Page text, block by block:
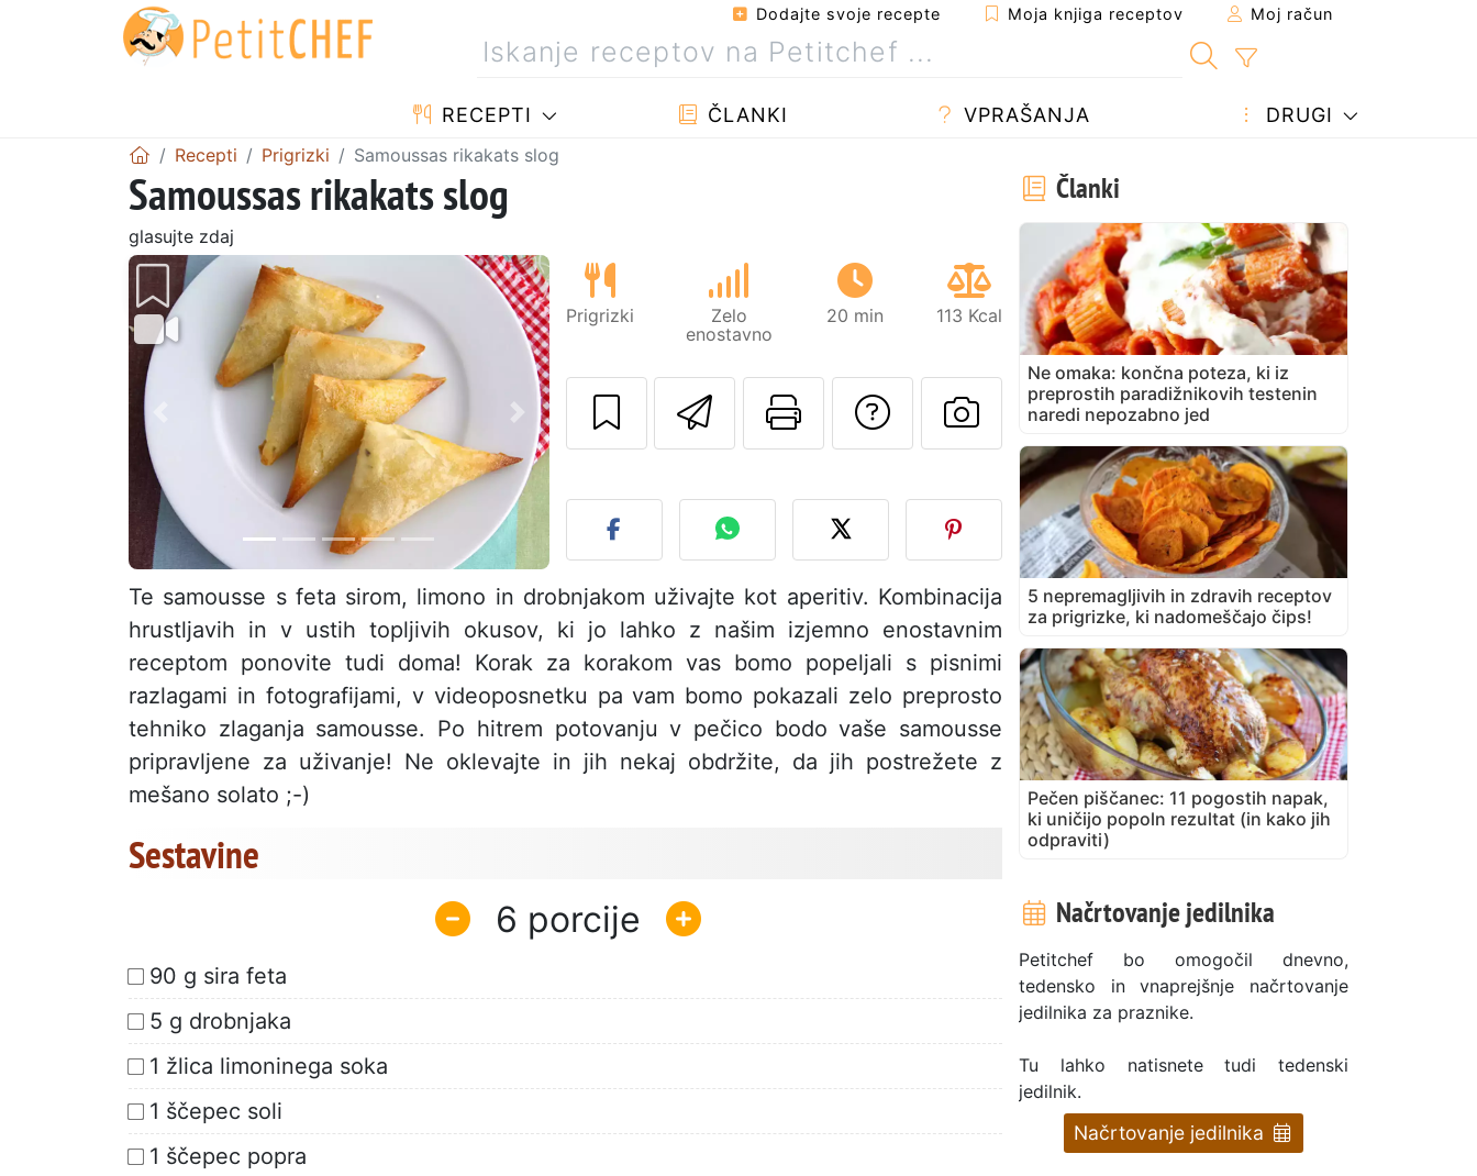
Dodajte svoje recepte Moja knjiga receptov Moj račun
RECEPTI ČLANKI VPRAŠANJA DRUGI
Recepti Prigrizki Samoussas rikakats slog
Samoussas rikakats slog
glasujte zdaj
Naslednji
Prigrizki
Zelo
enostavno
20 min 113 Kcal
Pošlji ta recept prijatelju
Natisni to stran
Postavite vprašanje avtorju
Objavite svojo fotografijo tega
Te samousse s feta sirom, limono in drobnjakom uživajte kot aperitiv. Kombinacija
hrustljavih in v ustih topljivih okusov, ki jo lahko z našim izjemno enostavnim
receptom ponovite tudi doma! Korak za korakom vas bomo popeljali s pisnimi
razlagami in fotografijami, v videoposnetku pa vam bomo pokazali zelo preprosto
tehniko zlaganja samousse. Po hitrem potovanju v pečico bodo vaše samousse
pripravljene za uživanje! Ne oklevajte in jih nekaj obdržite, da jih postrežete z
mešano solato ;-)
Sestavine
6
90 g sira feta
5 g drobnjaka
1 žlica limoninega soka
1 ščepec soli
1 ščepec popra
Članki
Ne omaka: končna poteza, ki iz
preprostih paradižnikovih testenin
naredi nepozabno jed
5 nepremagljivih in zdravih receptov
za prigrizke, ki nadomeščajo čips!
Pečen piščanec: 11 pogostih napak,
ki uničijo popoln rezultat (in kako jih
odpraviti)
Načrtovanje jedilnika
Petitchef bo omogočil dnevno,
tedensko in vnaprejšnje načrtovanje
jedilnika za praznike.
Tu lahko natisnete tudi tedenski
jedilnik.
Načrtovanje jedilnika